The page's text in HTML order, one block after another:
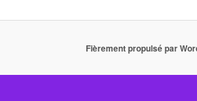
Fièrement propulsé par